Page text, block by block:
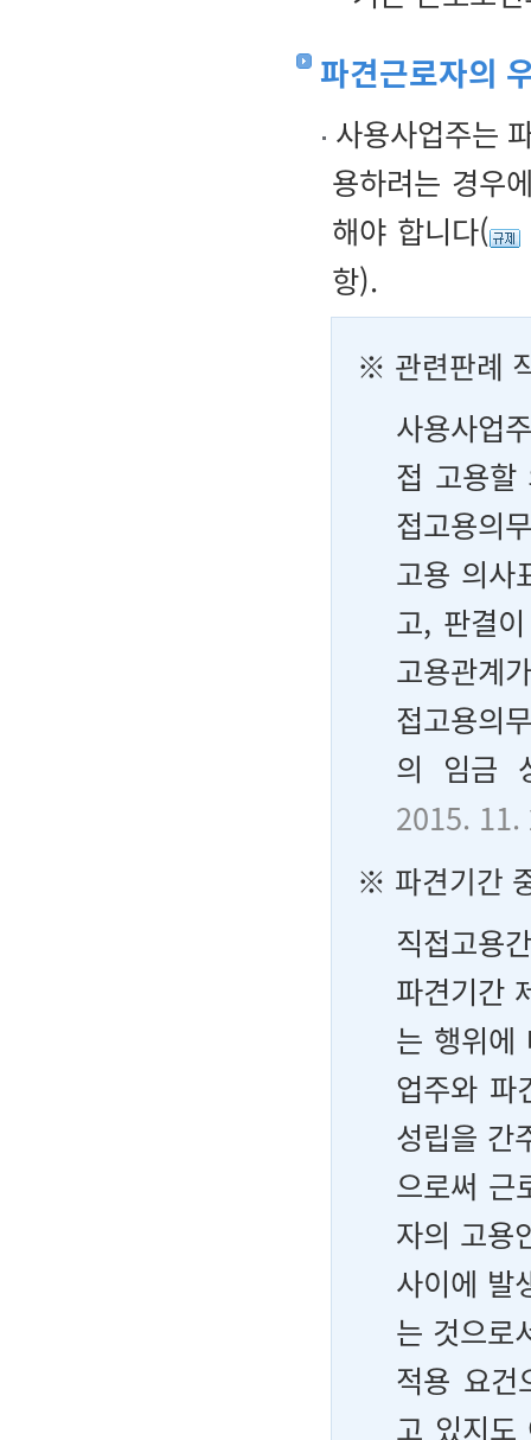
파견근로자의
사용사업주는
용하려는 경우
해야 합니다(
항).
※ 관련판례
사용사업
접 고용할
접고용의
고용 의사
고, 판결
고용관계
접고용의
의 임금
2015. 11.
※ 파견기간
직접고용
파견기간
는 행위에
업주와 파
성립을 간
으로써 근
자의 고용
사이에 발
는 것으로
적용 요건
고 있지도